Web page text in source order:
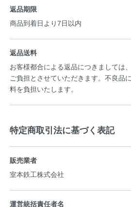
返品期限
商品到着日より7日以内
返品送料
お客様都合による返品につきましては
ご負担とさせていただきます。不良品
料を負担いたします。
特定商取引法に基づく表記
販売業者
室本鉄工株式会社
運営統括責任者名